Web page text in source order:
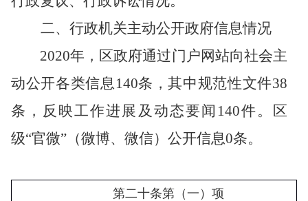
二、行政机关主动公开政府信息情况
2020年，区政府通过门户网站向社会主
动公开各类信息140条，其中规范性文件38
条，反映工作进展及动态要闻 140件。区
级“官微”（微博、微信）公开信息0条。
第二十条第（一）项